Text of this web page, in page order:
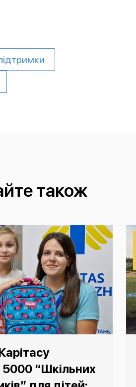
також
5000 “Шкільних